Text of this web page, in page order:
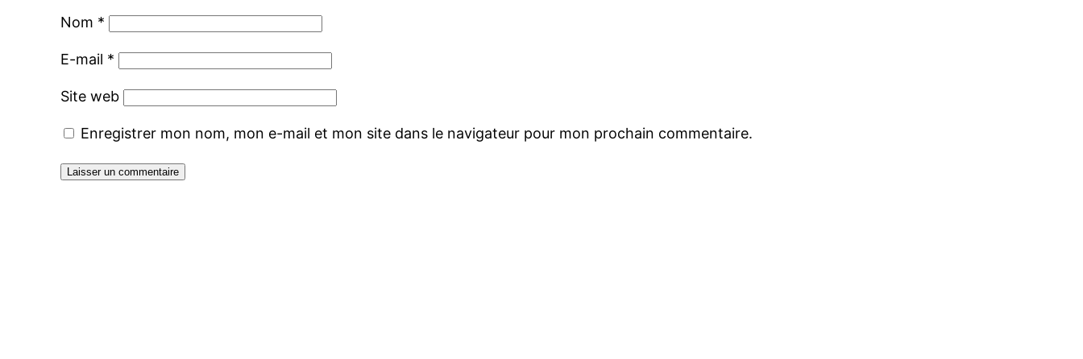
Nom *
E-mail *
Site web
Enregistrer mon nom, mon e-mail et mon site dans le navigateur pour mon prochain commentaire.